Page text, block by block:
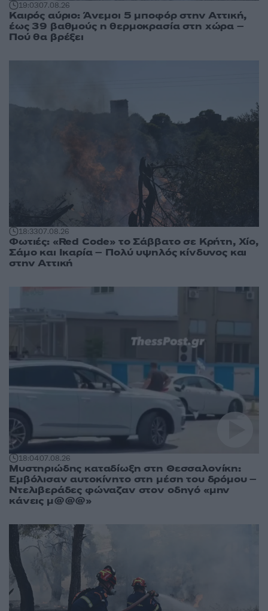
19:0307.08.26
Καιρός αύριο: Άνεμοι 5 μποφόρ στην Αττική,
έως 39 βαθμούς η θερμοκρασία στη χώρα –
Πού θα βρέξει
18:3307.08.26
Φωτιές: «Red Code» το Σάββατο σε Κρήτη, Χίο,
Σάμο και Ικαρία – Πολύ υψηλός κίνδυνος και
στην Αττική
18:0407.08.26
Μυστηριώδης καταδίωξη στη Θεσσαλονίκη:
Εμβόλισαν αυτοκίνητο στη μέση του δρόμου –
Ντελιβεράδες φώναζαν στον οδηγό «μην
κάνεις μ@@@»